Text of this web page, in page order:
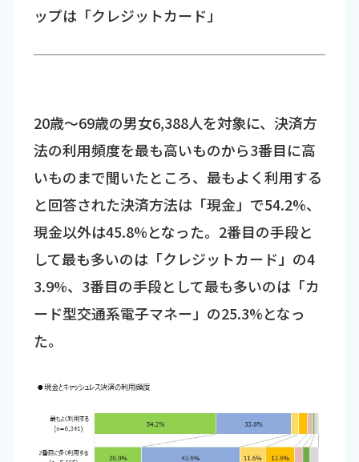
ップは「クレジットカード」
20歳～69歳の男女6,388人を対象に、決済方
法の利用頻度を最も高いものから3番目に高
いものまで聞いたところ、最もよく利用する
と回答された決済方法は「現金」で54.2%、
現金以外は45.8%となった。2番目の手段と
して最も多いのは「クレジットカード」の4
3.9%、3番目の手段として最も多いのは「カ
ード型交通系電子マネー」の25.3%となっ
た。